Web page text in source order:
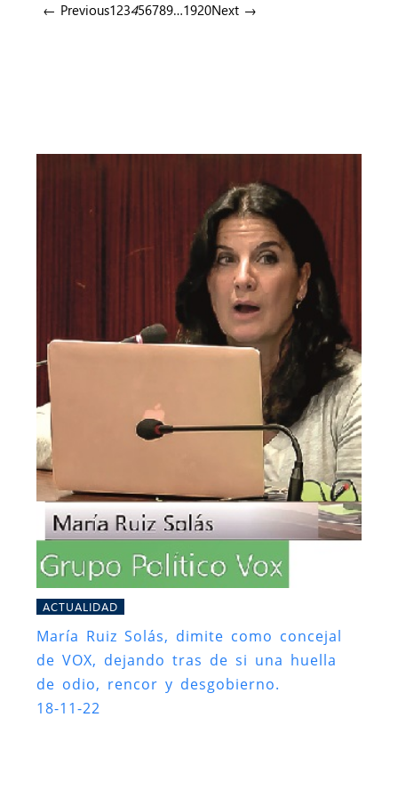
← Previous123456789…1920Next →
ACTUALIDAD
María Ruiz Solás, dimite como concejal
de VOX, dejando tras de si una huella
de odio, rencor y desgobierno.
18-11-22